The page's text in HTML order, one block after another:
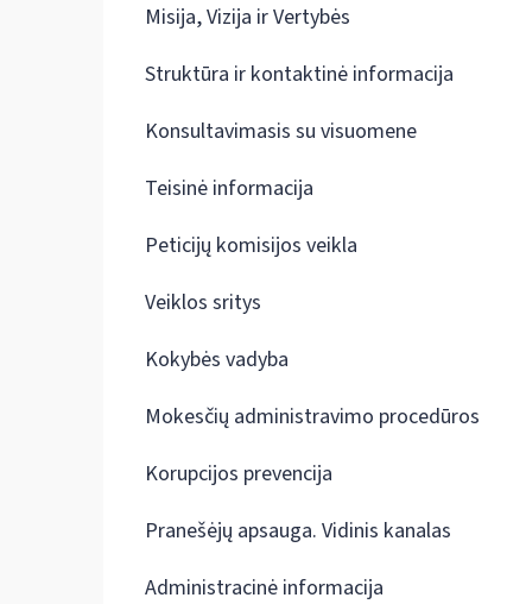
Misija, Vizija ir Vertybės
Struktūra ir kontaktinė informacija
Konsultavimasis su visuomene
Teisinė informacija
Peticijų komisijos veikla
Veiklos sritys
Kokybės vadyba
Mokesčių administravimo procedūros
Korupcijos prevencija
Pranešėjų apsauga. Vidinis kanalas
Administracinė informacija